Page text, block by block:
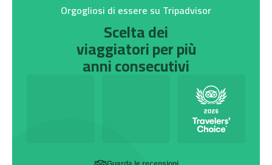
Orgogliosi di essere su Tripadvisor
Scelta dei
viaggiatori per più
anni consecutivi